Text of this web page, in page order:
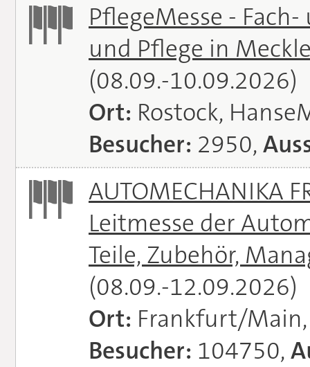
PflegeMesse -
und Pflege in
(08.09.-10.09.2026)
Ort: Rostock,
Besucher: 2950,
AUTOMECHANIKA
Leitmesse der
Teile, Zubehör,
(08.09.-12.09.2026)
Ort: Frankfurt/
Besucher: 104750,